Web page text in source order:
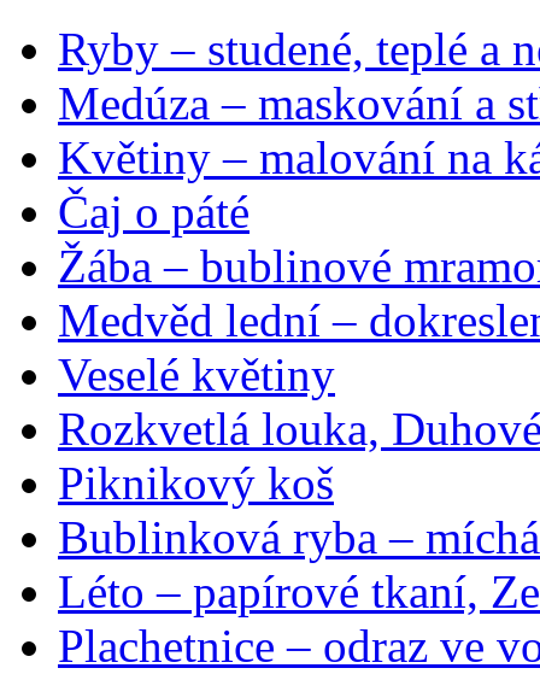
Ryby – studené, teplé a
Medúza – maskování a
Květiny – malování na
Čaj o páté
Žába – bublinové
Medvěd lední –
Veselé květiny
Rozkvetlá louka,
Piknikový koš
Bublinková ryba –
Léto – papírové tkaní,
Plachetnice – odraz ve